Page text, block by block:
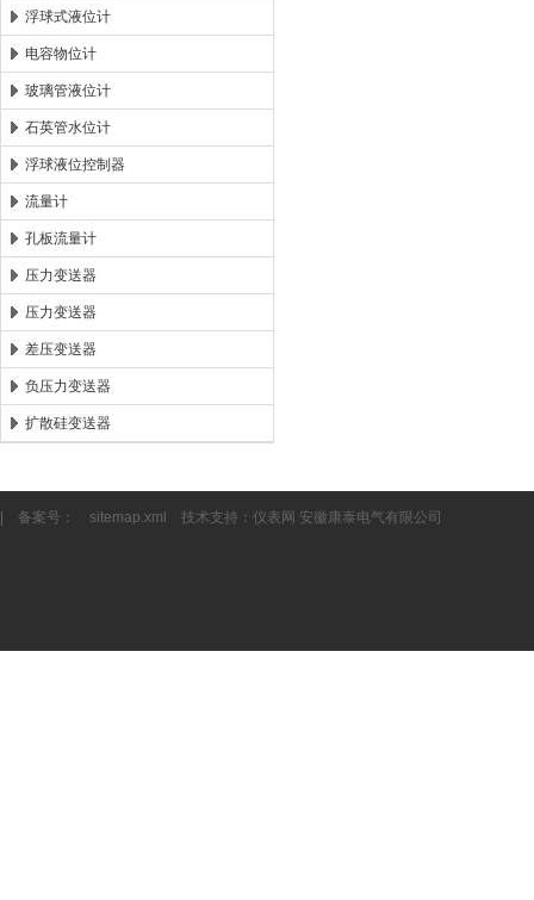
浮球式液位计
电容物位计
玻璃管液位计
石英管水位计
浮球液位控制器
流量计
孔板流量计
压力变送器
压力变送器
差压变送器
负压力变送器
扩散硅变送器
| 备案号： sitemap.xml 技术支持： 仪表网 安徽康泰电气有限公司